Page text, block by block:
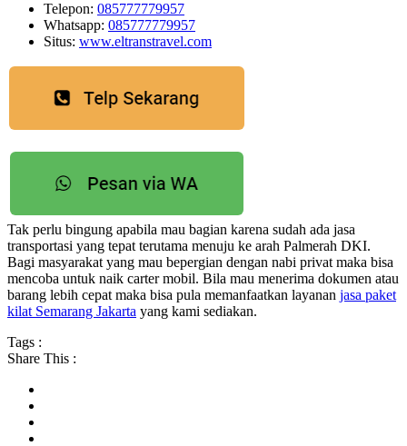
Telepon: 085777779957
Whatsapp: 085777779957
Situs: www.eltranstravel.com
Tak perlu bingung apabila mau bagian karena sudah ada jasa
transportasi yang tepat terutama menuju ke arah Palmerah DKI.
Bagi masyarakat yang mau bepergian dengan nabi privat maka bisa
mencoba untuk naik carter mobil. Bila mau menerima dokumen atau
barang lebih cepat maka bisa pula memanfaatkan layanan jasa paket
kilat Semarang Jakarta yang kami sediakan.
Tags :
Share This :